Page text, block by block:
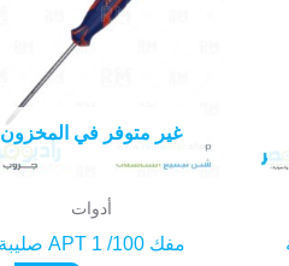
غير متوفر في المخزون
أدوات
مفك APT 1 /100 صليبة